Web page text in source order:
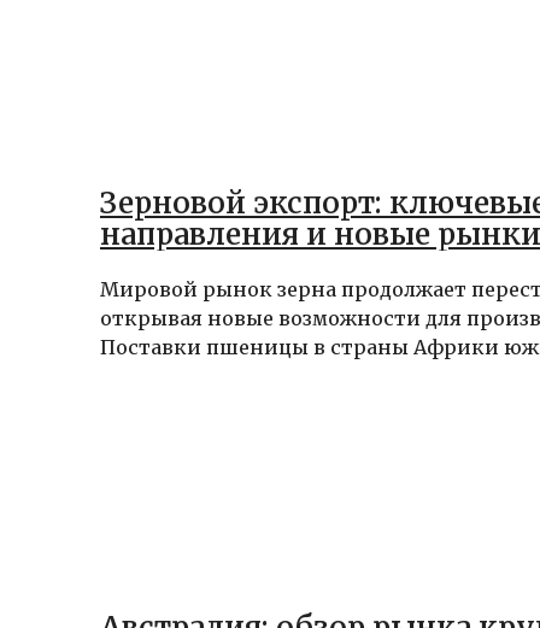
Зерновой экспорт:
направления и новые
Мировой рынок зерна продолжает
открывая новые возможности для
Поставки пшеницы в страны Африки